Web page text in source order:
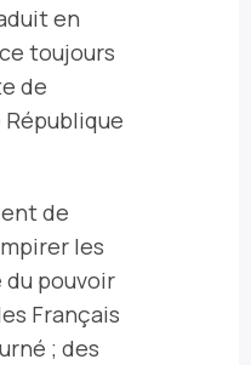
en
toujours
de
République
de
les
du pouvoir
Français
; des